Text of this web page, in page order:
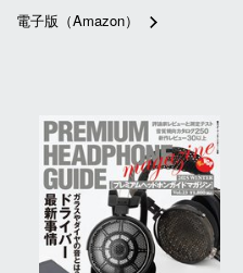
電子版（Amazon）